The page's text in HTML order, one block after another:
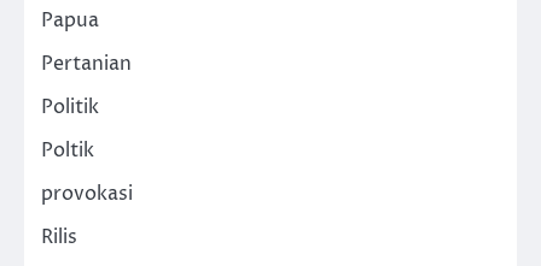
Papua
Pertanian
Politik
Poltik
provokasi
Rilis